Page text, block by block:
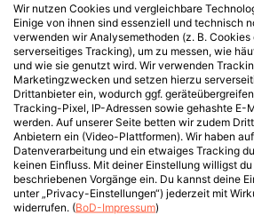
Wir nutzen Cookies und vergleichbare
Einige von ihnen sind essenziell und technisch
verwenden wir Analysemethoden (z. B.
serverseitiges Tracking), um zu messen, wie
und wie sie genutzt wird. Wir verwenden
Marketingzwecken und setzen hierzu
Drittanbieter ein, wodurch ggf.
Tracking-Pixel, IP-Adressen sowie gehashte E-
werden. Auf unserer Seite betten wir zudem
Anbietern ein (Video-Plattformen). Wir haben
Datenverarbeitung und ein etwaiges Tracking
keinen Einfluss. Mit deiner Einstellung willigst
beschriebenen Vorgänge ein. Du kannst deine
unter „Privacy-Einstellungen“) jederzeit mit
widerrufen. (BoD-Impressum)